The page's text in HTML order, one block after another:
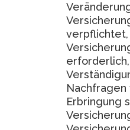
verpflichtet,
Erbringung